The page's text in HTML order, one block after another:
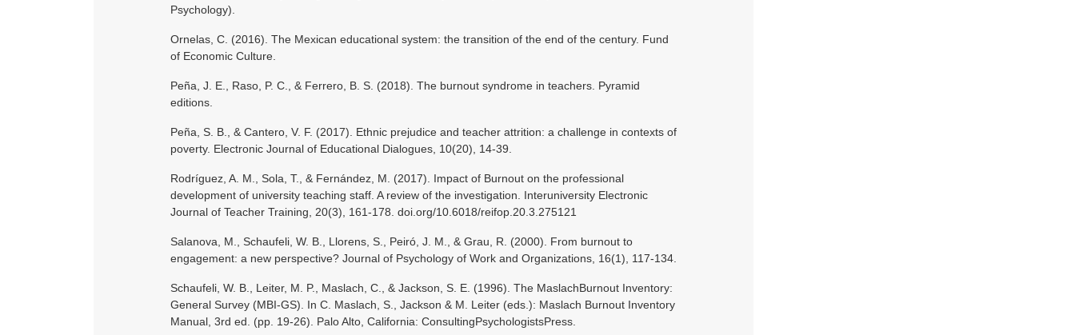
Psychology).
Ornelas, C. (2016). The Mexican educational system: the transition of the end of the century. Fund
of Economic Culture.
Peña, J. E., Raso, P. C., & Ferrero, B. S. (2018). The burnout syndrome in teachers. Pyramid
editions.
Peña, S. B., & Cantero, V. F. (2017). Ethnic prejudice and teacher attrition: a challenge in contexts of
poverty. Electronic Journal of Educational Dialogues, 10(20), 14-39.
Rodríguez, A. M., Sola, T., & Fernández, M. (2017). Impact of Burnout on the professional
development of university teaching staff. A review of the investigation. Interuniversity Electronic
Journal of Teacher Training, 20(3), 161-178. doi.org/10.6018/reifop.20.3.275121
Salanova, M., Schaufeli, W. B., Llorens, S., Peiró, J. M., & Grau, R. (2000). From burnout to
engagement: a new perspective? Journal of Psychology of Work and Organizations, 16(1), 117-134.
Schaufeli, W. B., Leiter, M. P., Maslach, C., & Jackson, S. E. (1996). The MaslachBurnout Inventory:
General Survey (MBI-GS). In C. Maslach, S., Jackson & M. Leiter (eds.): Maslach Burnout Inventory
Manual, 3rd ed. (pp. 19-26). Palo Alto, California: ConsultingPsychologistsPress.